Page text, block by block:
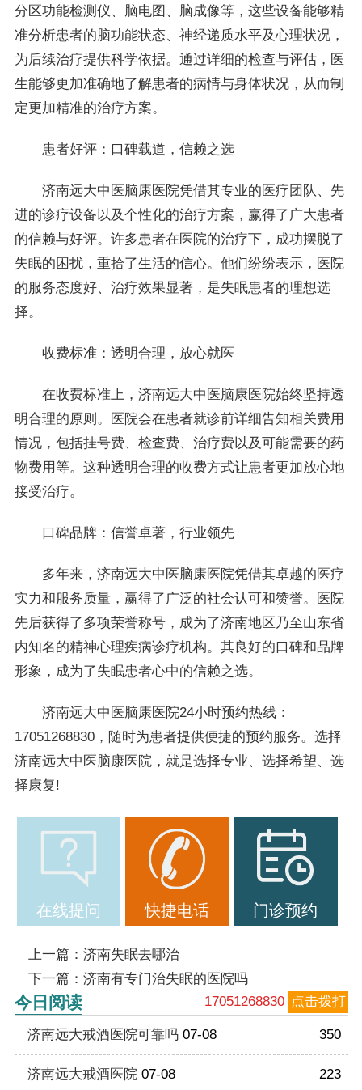
分区功能检测仪、脑电图、脑成像等，这些设备能够精
准分析患者的脑功能状态、神经递质水平及心理状况，
为后续治疗提供科学依据。通过详细的检查与评估，医
生能够更加准确地了解患者的病情与身体状况，从而制
定更加精准的治疗方案。
患者好评：口碑载道，信赖之选
济南远大中医脑康医院凭借其专业的医疗团队、先
进的诊疗设备以及个性化的治疗方案，赢得了广大患者
的信赖与好评。许多患者在医院的治疗下，成功摆脱了
失眠的困扰，重拾了生活的信心。他们纷纷表示，医院
的服务态度好、治疗效果显著，是失眠患者的理想选
择。
收费标准：透明合理，放心就医
在收费标准上，济南远大中医脑康医院始终坚持透
明合理的原则。医院会在患者就诊前详细告知相关费用
情况，包括挂号费、检查费、治疗费以及可能需要的药
物费用等。这种透明合理的收费方式让患者更加放心地
接受治疗。
口碑品牌：信誉卓著，行业领先
多年来，济南远大中医脑康医院凭借其卓越的医疗
实力和服务质量，赢得了广泛的社会认可和赞誉。医院
先后获得了多项荣誉称号，成为了济南地区乃至山东省
内知名的精神心理疾病诊疗机构。其良好的口碑和品牌
形象，成为了失眠患者心中的信赖之选。
济南远大中医脑康医院24小时预约热线：
17051268830，随时为患者提供便捷的预约服务。选择
济南远大中医脑康医院，就是选择专业、选择希望、选
择康复!
在线提问 快捷电话 门诊预约
上一篇： 济南失眠去哪治
下一篇： 济南有专门治失眠的医院吗
17051268830 点击拨打
今日阅读
350
济南远大戒酒医院可靠吗 07-08
223
济南远大戒酒医院 07-08